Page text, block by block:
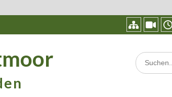
IServ
Search
for: